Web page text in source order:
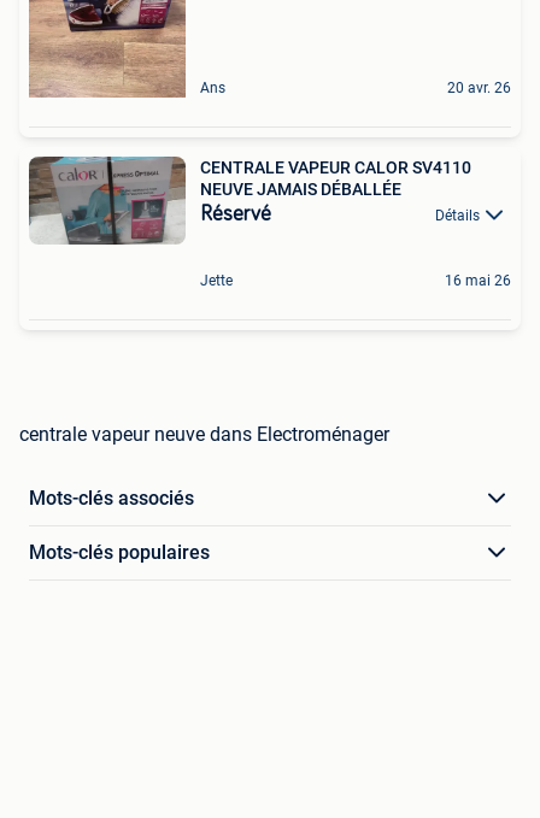
Ans 20 avr. 26
CENTRALE VAPEUR CALOR SV4110
NEUVE JAMAIS DÉBALLÉE
Réservé Détails
Jette 16 mai 26
centrale vapeur neuve dans Electroménager
Mots-clés associés
Mots-clés populaires